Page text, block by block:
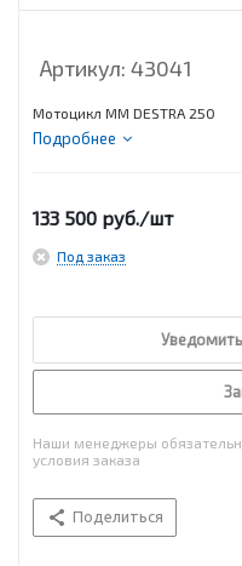
Артикул: 43041
Мотоцикл MM DESTRA 250
Подробнее
133 500 руб./шт
Под заказ
Наши менеджеры
условия заказа
Поделиться